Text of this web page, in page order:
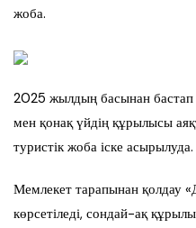
жоба.
2025 жылдың басынан бастап
мен қонақ үйдің құрылысы
туристік жоба іске асырылуда.
Мемлекет тарапынан қолдау
көрсетіледі, сондай-ақ